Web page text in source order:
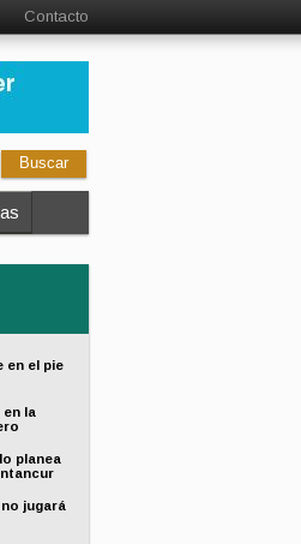
Contacto
en el pie
en la
planea
jugará